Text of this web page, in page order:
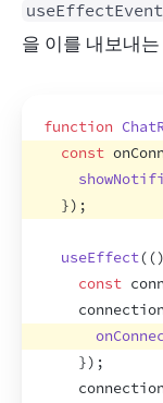
useEffectEvent
을 이를 내보내
function
const
}) ;
useEffect(()
const
}) ;